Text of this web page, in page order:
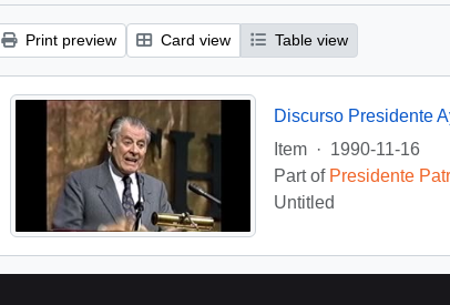
Print preview Card view Table view
Discurso Presidente
Item
· 1990-11-16
Part of Presidente
Untitled